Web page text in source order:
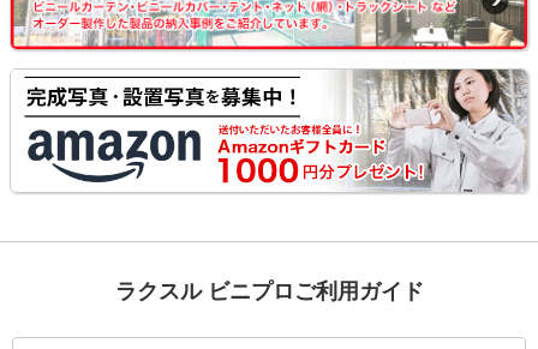
ラクスル ビニプロご利用ガイド